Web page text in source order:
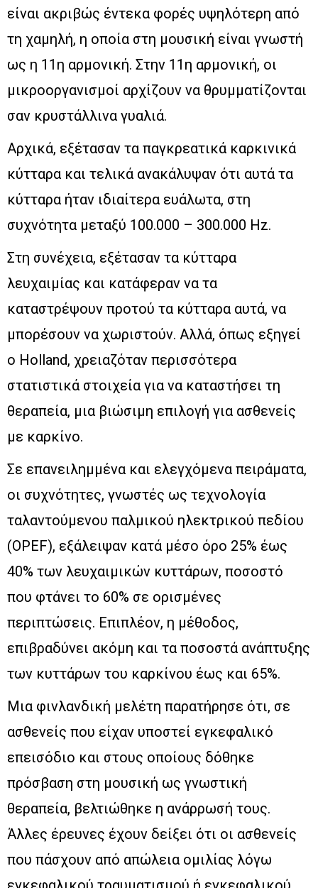
είναι ακριβώς έντεκα φορές υψηλότερη από
τη χαμηλή, η οποία στη μουσική είναι γνωστή
ως η 11η αρμονική. Στην 11η αρμονική, οι
μικροοργανισμοί αρχίζουν να θρυμματίζονται
σαν κρυστάλλινα γυαλιά.
Αρχικά, εξέτασαν τα παγκρεατικά καρκινικά
κύτταρα και τελικά ανακάλυψαν ότι αυτά τα
κύτταρα ήταν ιδιαίτερα ευάλωτα, στη
συχνότητα μεταξύ 100.000 – 300.000 Hz.
Στη συνέχεια, εξέτασαν τα κύτταρα
λευχαιμίας και κατάφεραν να τα
καταστρέψουν προτού τα κύτταρα αυτά, να
μπορέσουν να χωριστούν. Αλλά, όπως εξηγεί
ο Holland, χρειαζόταν περισσότερα
στατιστικά στοιχεία για να καταστήσει τη
θεραπεία, μια βιώσιμη επιλογή για ασθενείς
με καρκίνο.
Σε επανειλημμένα και ελεγχόμενα πειράματα,
οι συχνότητες, γνωστές ως τεχνολογία
ταλαντούμενου παλμικού ηλεκτρικού πεδίου
(OPEF), εξάλειψαν κατά μέσο όρο 25% έως
40% των λευχαιμικών κυττάρων, ποσοστό
που φτάνει το 60% σε ορισμένες
περιπτώσεις. Επιπλέον, η μέθοδος,
επιβραδύνει ακόμη και τα ποσοστά ανάπτυξης
των κυττάρων του καρκίνου έως και 65%.
Μια φινλανδική μελέτη παρατήρησε ότι, σε
ασθενείς που είχαν υποστεί εγκεφαλικό
επεισόδιο και στους οποίους δόθηκε
πρόσβαση στη μουσική ως γνωστική
θεραπεία, βελτιώθηκε η ανάρρωσή τους.
Άλλες έρευνες έχουν δείξει ότι οι ασθενείς
που πάσχουν από απώλεια ομιλίας λόγω